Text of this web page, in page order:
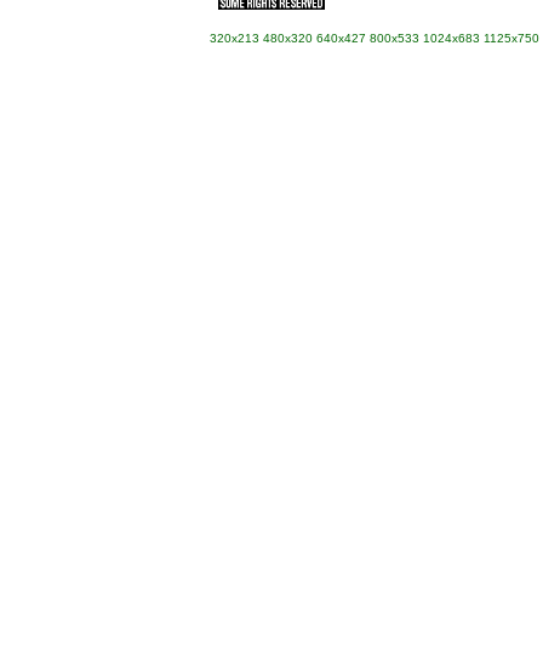
320x213 480x320 640x427 800x533 1024x683 1125x750